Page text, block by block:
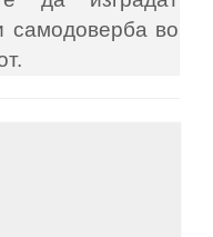
самодоверба во